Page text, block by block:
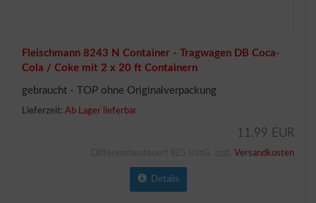
Fleischmann 8243 N Container - Tragwagen DB Coca-
Cola / Coke mit 2 x 20 ft Containern
gebraucht - TOP ohne Originalverpackung
Lieferzeit: Ab Lager lieferbar
11,99 EUR
Versandkosten
Details